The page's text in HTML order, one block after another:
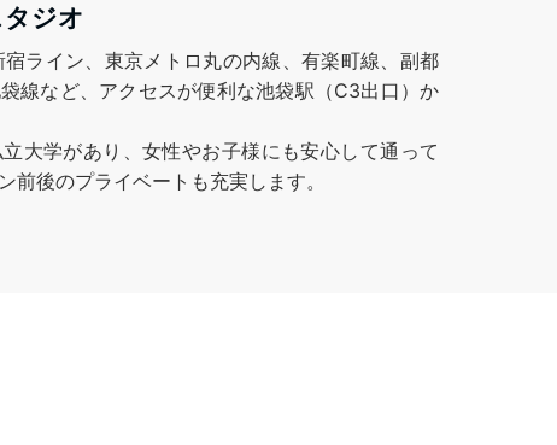
ジオ
ライン、東京メトロ丸の内線、有楽町線、副都
線など、アクセスが便利な池袋駅（C3出口）か
大学があり、女性やお子様にも安心して通って
前後のプライベートも充実します。